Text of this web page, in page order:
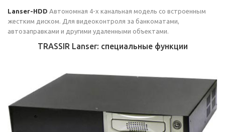
Lanser-HDD Автономная 4-х канальная модель со встроенным
жестким диском. Для видеоконтроля за банкоматами,
автозаправками и другими удаленными объектами.
TRASSIR Lanser: специальные функции